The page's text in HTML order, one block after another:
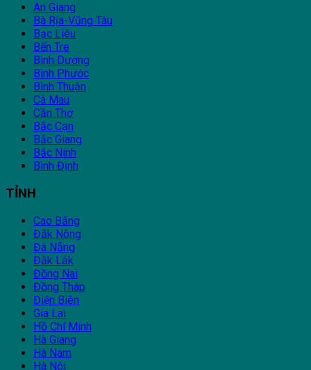
An Giang
Bà Rịa-Vũng Tàu
Bạc Liêu
Bến Tre
Bình Dương
Bình Phước
Bình Thuận
Cà Mau
Cần Thơ
Bắc Cạn
Bắc Giang
Bắc Ninh
Bình Định
TỈNH
Cao Bằng
Đắk Nông
Đà Nẵng
Đắk Lắk
Đồng Nai
Đồng Tháp
Điện Biên
Gia Lai
Hồ Chí Minh
Hà Giang
Hà Nam
Hà Nội